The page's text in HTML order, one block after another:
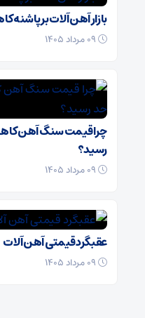
بازار آهن‌ آلات بر
چرا قیمت سنگ‌ آهن
رسید؟
عقبگرد قیمتی آهن آلات